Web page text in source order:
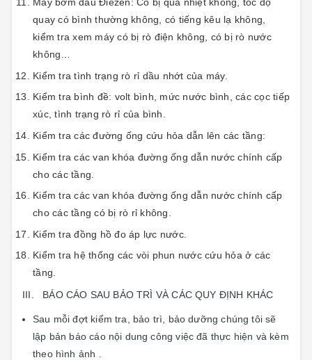
quay có bình thường không, có tiếng kêu lạ không,
kiểm tra xem máy có bị rò điện không, có bị rò nước
không…
Kiểm tra tình trạng rò rỉ dầu nhớt của máy.
Kiểm tra bình đề: volt bình, mức nước bình, các cọc tiếp
xúc, tình trạng rò rỉ của bình.
Kiểm tra các đường ống cứu hỏa dẫn lên các tầng:
Kiểm tra các van khóa đường ống dẫn nước chính cấp
cho các tầng.
Kiểm tra các van khóa đường ống dẫn nước chính cấp
cho các tầng có bị rò rỉ không.
Kiểm tra đồng hồ đo áp lực nước.
Kiểm tra hệ thống các vòi phun nước cứu hỏa ở các
tầng.
III. BÁO CÁO SAU BẢO TRÌ VÀ CÁC QUY ĐỊNH KHÁC
Sau mỗi đợt kiểm tra, bảo trì, bảo dưỡng chúng tôi sẽ
lập bản báo cáo nội dung công việc đã thực hiện và kèm
theo hình ảnh .